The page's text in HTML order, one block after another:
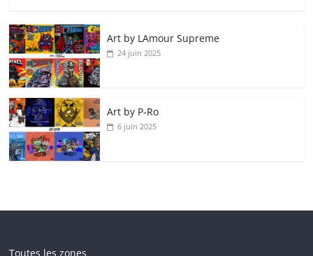
Art by LAmour Supreme
24 juin 2025
Art by P‑Ro
6 juin 2025
Toutes les zones